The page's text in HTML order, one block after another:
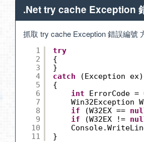
.Net try cache Exception
抓取 try cache Exception 錯誤編號
1
2
3
4
5
6
7
8
9
10
11
try
{
}
catch
(Exception ex)
{
int
ErrorCode =
Win32Exception
if
(W32EX ==
if
(W32EX !=
}